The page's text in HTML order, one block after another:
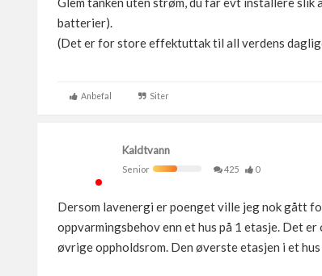
batterier).
(Det er for store effektuttak til all verdens
Anbefal Siter
Kaldtvann
Senior
425 0
Dersom lavenergi er poenget ville jeg nok gått
oppvarmingsbehov enn et hus på 1 etasje. Det
øvrige oppholdsrom. Den øverste etasjen i et